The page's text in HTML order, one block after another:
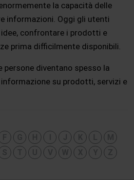
la capacità delle
informazioni. Oggi gli utenti
confrontare i prodotti e
prima difficilmente disponibili.
persone diventano spesso la
su prodotti, servizi e